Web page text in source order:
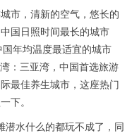
市，清新的空气，悠长的
国日照时间最长的城市
年均温度最适宜的城市
：三亚湾，中国首选旅游
最佳养生城市，这座热门
下。
水什么的都玩不成了，同